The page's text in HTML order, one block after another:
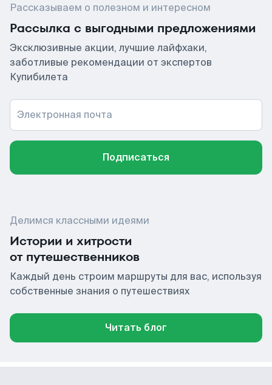
Рассказываем о полезном и интересном
Рассылка с выгодными предложениями
Эксклюзивные акции, лучшие лайфхаки,
заботливые рекомендации от экспертов
Купибилета
Электронная почта
Подписаться
Делимся классными идеями
Истории и хитрости
от путешественников
Каждый день строим маршруты для вас, используя
собственные знания о путешествиях
Читать блог